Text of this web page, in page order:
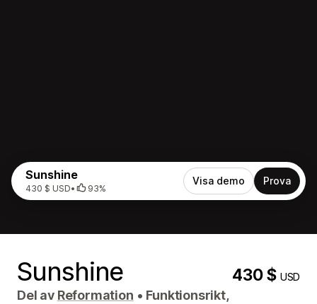
Sunshine
430 $ USD• 93%
Visa demo Prova
Sunshine 430 $USD
Del av Reformation • Funktionsrikt,